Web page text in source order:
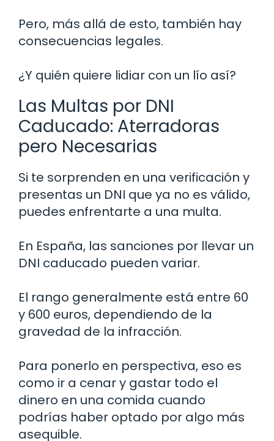
Pero, más allá de esto, también hay
consecuencias legales.
¿Y quién quiere lidiar con un lío así?
Las Multas por DNI
Caducado: Aterradoras
pero Necesarias
Si te sorprenden en una verificación y
presentas un DNI que ya no es válido,
puedes enfrentarte a una multa.
En España, las sanciones por llevar un
DNI caducado pueden variar.
El rango generalmente está entre 60
y 600 euros, dependiendo de la
gravedad de la infracción.
Para ponerlo en perspectiva, eso es
como ir a cenar y gastar todo el
dinero en una comida cuando
podrías haber optado por algo más
asequible.